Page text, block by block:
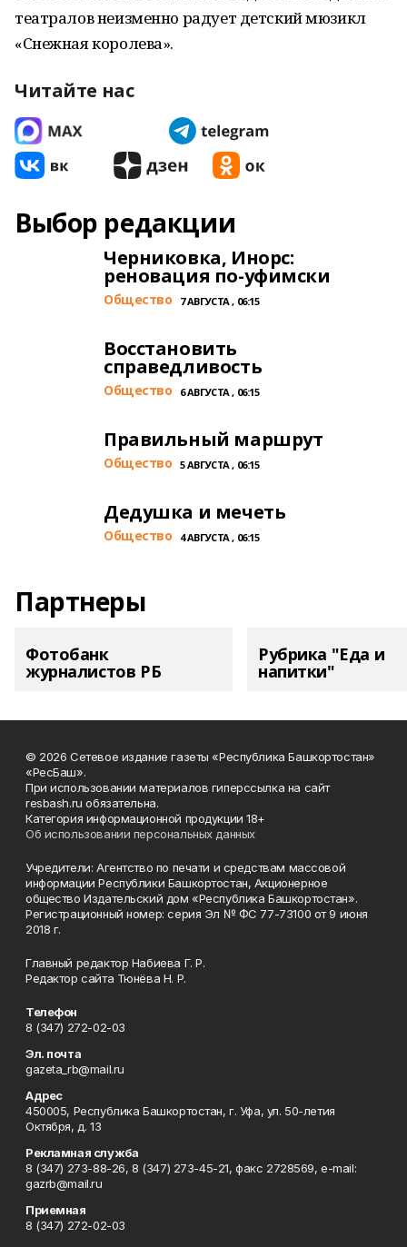
театралов неизменно радует детский мюзикл
«Снежная королева».
Читайте нас
Выбор редакции
Черниковка, Инорс:
реновация по-уфимски
Общество 7 АВГУСТА , 06:15
Восстановить
справедливость
Общество 6 АВГУСТА , 06:15
Правильный маршрут
Общество 5 АВГУСТА , 06:15
Дедушка и мечеть
Общество 4 АВГУСТА , 06:15
Партнеры
Фотобанк
журналистов РБ
Рубрика "Еда и
напитки"
© 2026 Сетевое издание газеты «Республика Башкортостан»
«РесБаш».
При использовании материалов гиперссылка на сайт
resbash.ru обязательна.
Категория информационной продукции 18+
Об использовании персональных данных
Учредители: Агентство по печати и средствам массовой
информации Республики Башкортостан, Акционерное
общество Издательский дом «Республика Башкортостан».
Регистрационный номер: серия Эл № ФС 77-73100 от 9 июня
2018 г.
Главный редактор Набиева Г. Р.
Редактор сайта Тюнёва Н. Р.
Телефон
8 (347) 272-02-03
Эл. почта
gazeta_rb@mail.ru
Адрес
450005, Республика Башкортостан, г. Уфа, ул. 50-летия
Октября, д. 13
Рекламная служба
8 (347) 273-88-26, 8 (347) 273-45-21, факс 2728569, e-mail:
gazrb@mail.ru
Приемная
8 (347) 272-02-03